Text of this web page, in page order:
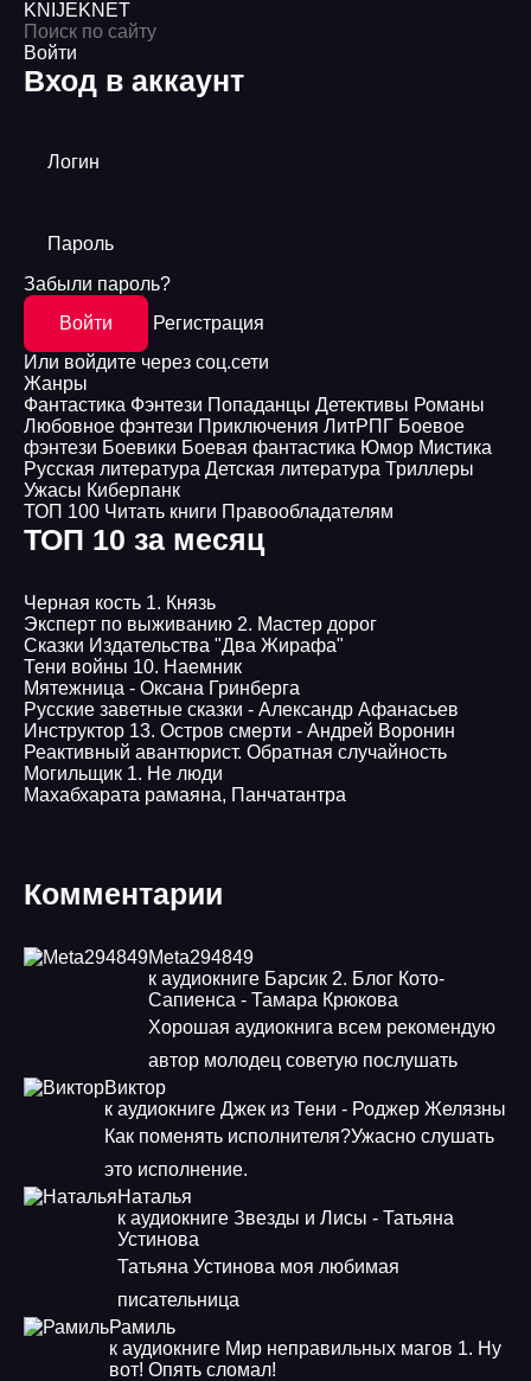
KNIJEKNET
Войти
Вход в аккаунт
Логин
Пароль
Забыли пароль?
Войти
Регистрация
Или войдите через соц.сети
Жанры
Фантастика Фэнтези Попаданцы Детективы Романы
Любовное фэнтези Приключения ЛитРПГ Боевое
фэнтези Боевики Боевая фантастика Юмор Мистика
Русская литература Детская литература Триллеры
Ужасы Киберпанк
ТОП 100 Читать книги Правообладателям
ТОП 10 за месяц
Черная кость 1. Князь
Эксперт по выживанию 2. Мастер дорог
Сказки Издательства "Два Жирафа"
Тени войны 10. Наемник
Мятежница - Оксана Гринберга
Русские заветные сказки - Александр Афанасьев
Инструктор 13. Остров смерти - Андрей Воронин
Реактивный авантюрист. Обратная случайность
Могильщик 1. Не люди
Махабхарата рамаяна, Панчатантра
Комментарии
Meta294849
к аудиокниге Барсик 2. Блог Кото-
Сапиенса - Тамара Крюкова
Хорошая аудиокнига всем рекомендую
автор молодец советую послушать
Виктор
к аудиокниге Джек из Тени - Роджер Желязны
Как поменять исполнителя?Ужасно слушать
это исполнение.
Наталья
к аудиокниге Звезды и Лисы - Татьяна
Устинова
Татьяна Устинова моя любимая
писательница
Рамиль
к аудиокниге Мир неправильных магов 1. Ну
вот! Опять сломал!